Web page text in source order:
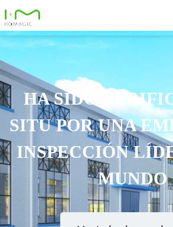
TECNOLOGÍA
EXCELENTE
SERVICIO
Ver todos los